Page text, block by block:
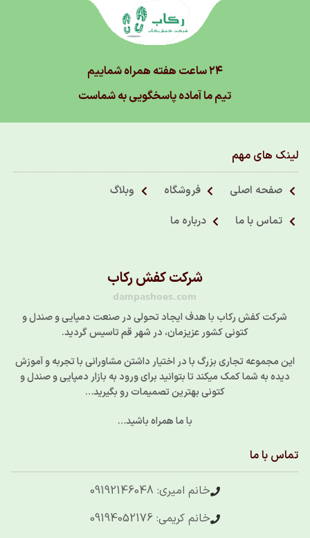
۲۴ ساعت هفته همراه شماییم
تیم ما آماده پاسخگویی به شماست
لینک های مهم
صفحه اصلی فروشگاه
وبلاگ
تماس با ما
درباره ما
شرکت کفش رکاب
dampashoes.com
شرکت کفش رکاب با هدف ایجاد تحولی در صنعت دمپایی و صندل و
کتونی کشور عزیزمان، در شهر قم تاسیس گردید.
این مجموعه تجاری بزرگ با در اختیار داشتن مشاورانی با تجربه و آموزش
دیده به شما کمک میکند تا بتوانید برای ورود به بازار دمپایی و صندل و
کتونی بهترین تصمیمات رو بگیرید…
با ما همراه باشید…
تماس با ما
خانم امیری: 09192146048
خانم کریمی: 09194052176